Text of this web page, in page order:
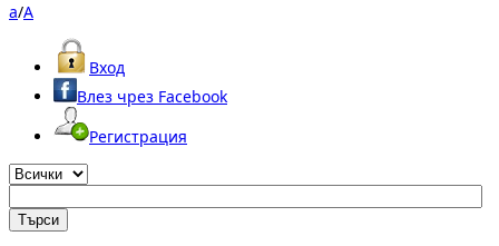
a/A
Вход
Влез чрез Facebook
Регистрация